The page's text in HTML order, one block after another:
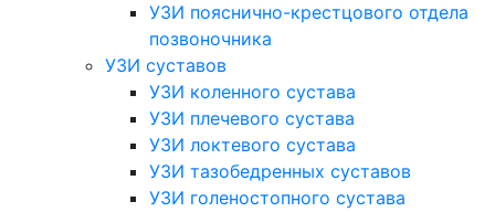
УЗИ пояснично-крестцового отдела
позвоночника
УЗИ суставов
УЗИ коленного сустава
УЗИ плечевого сустава
УЗИ локтевого сустава
УЗИ тазобедренных суставов
УЗИ голеностопного сустава